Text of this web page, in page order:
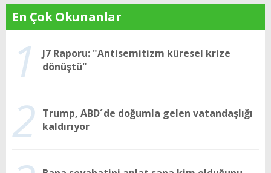
En Çok Okunanlar
1
J7 Raporu: "Antisemitizm küresel krize
dönüştü"
2 Trump, ABD´de doğumla gelen vatandaşlığı
kaldırıyor